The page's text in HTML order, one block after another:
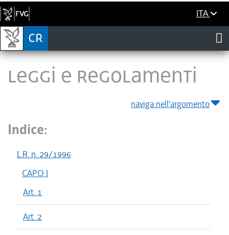
ITA
LEGGI E REGOLAMENTI
naviga nell'argomento
Indice:
L.R. n. 29/1996
CAPO I
Art. 1
Art. 2